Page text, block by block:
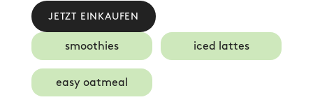
JETZT EINKAUFEN
smoothies iced lattes
easy oatmeal